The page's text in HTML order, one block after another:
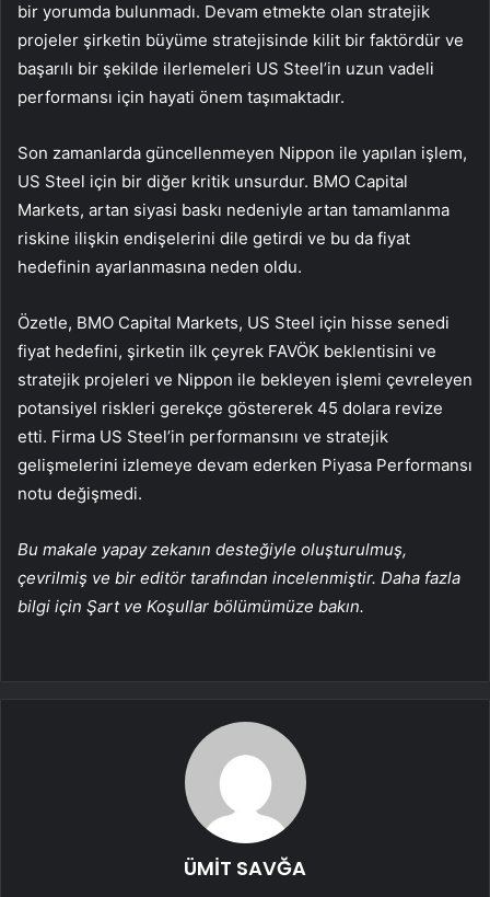
bir yorumda bulunmadı. Devam etmekte olan stratejik
projeler şirketin büyüme stratejisinde kilit bir faktördür ve
başarılı bir şekilde ilerlemeleri US Steel’in uzun vadeli
performansı için hayati önem taşımaktadır.
Son zamanlarda güncellenmeyen Nippon ile yapılan işlem,
US Steel için bir diğer kritik unsurdur. BMO Capital
Markets, artan siyasi baskı nedeniyle artan tamamlanma
riskine ilişkin endişelerini dile getirdi ve bu da fiyat
hedefinin ayarlanmasına neden oldu.
Özetle, BMO Capital Markets, US Steel için hisse senedi
fiyat hedefini, şirketin ilk çeyrek FAVÖK beklentisini ve
stratejik projeleri ve Nippon ile bekleyen işlemi çevreleyen
potansiyel riskleri gerekçe göstererek 45 dolara revize
etti. Firma US Steel’in performansını ve stratejik
gelişmelerini izlemeye devam ederken Piyasa Performansı
notu değişmedi.
Bu makale yapay zekanın desteğiyle oluşturulmuş,
çevrilmiş ve bir editör tarafından incelenmiştir. Daha fazla
bilgi için Şart ve Koşullar bölümümüze bakın.
ÜMİT SAVĞA